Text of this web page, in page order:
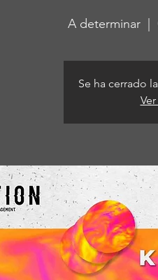
A determinar
  |
Se ha cerrado